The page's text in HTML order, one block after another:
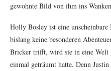
gewohnte Bild von ihm ins
Holly Bosley ist eine
bislang keine besonderen
Bricker trifft, wird sie in eine Welt
einmal geträumt hatte. Denn